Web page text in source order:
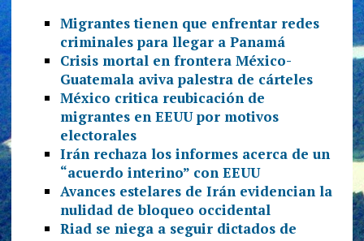
Migrantes tienen que enfrentar redes
criminales para llegar a Panamá
Crisis mortal en frontera México-
Guatemala aviva palestra de cárteles
México critica reubicación de
migrantes en EEUU por motivos
electorales
Irán rechaza los informes acerca de un
“acuerdo interino” con EEUU
Avances estelares de Irán evidencian la
nulidad de bloqueo occidental
Riad se niega a seguir dictados de